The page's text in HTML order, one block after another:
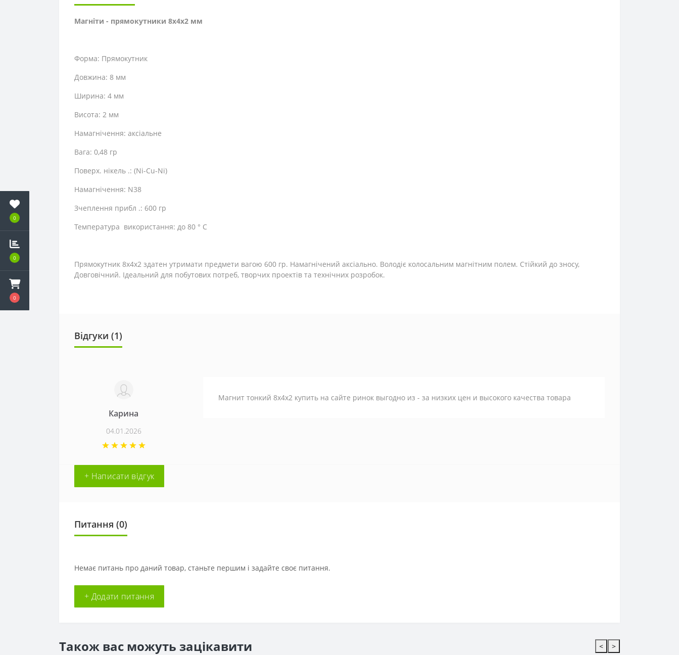
0
0
0
Магніти - прямокутники 8x4x2 мм
Форма: Прямокутник
Довжина: 8 мм
Ширина: 4 мм
Висота: 2 мм
Намагнічення: аксіальне
Вага: 0,48 гр
Поверх. нікель .: (Ni-Cu-Ni)
Намагнічення: N38
Зчеплення прибл .: 600 гр
Температура використання: до 80 ° C
Прямокутник 8х4х2 здатен утримати предмети вагою 600 гр. Намагнічений аксіально. Володіє колосальним магнітним полем. Стійкий до зносу,
Довговічний. Ідеальний для побутових потреб, творчих проектів та технічних розробок.
Відгуки (1)
Карина
04.01.2026
Магнит тонкий 8х4х2 купить на сайте ринок выгодно из - за низких цен и высокого качества товара
+ Написати відгук
Питання (0)
Немає питань про даний товар, станьте першим і задайте своє питання.
+ Додати питання
Також вас можуть зацікавити < >